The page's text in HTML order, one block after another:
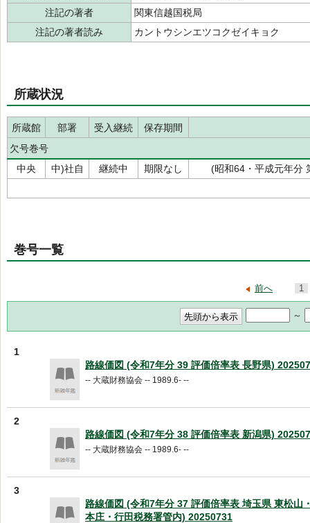
注記の著者
関東信越国税局
注記の著者読み
カントウシンエツコクゼイキョク
所蔵状況
所蔵館 部署 受入継続
保存期間
欠号巻号
中央
中)社自 継続中 期限なし (昭和64・平成元年分
巻号一覧
前へ 1
～
1
路線価図 (令和7年分 39 評価倍率表 長野県)
-- 大蔵財務協会 -- 1989.6- --
2
路線価図 (令和7年分 38 評価倍率表 新潟県)
-- 大蔵財務協会 -- 1989.6- --
3
路線価図 (令和7年分 37 評価倍率表 埼玉県 東松山
本庄・行田税務署管内) 20250731